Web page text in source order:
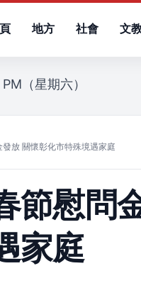
地方 社會 文
（星期六）
放 關懷彰化市特殊境遇家庭
節慰問
家庭